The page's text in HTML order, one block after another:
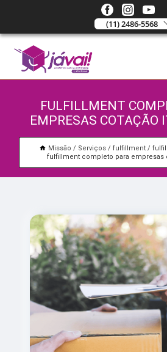
(11) 2486-5568
FULFILLMENT
EMPRESAS COTAÇÃO
Missão Serviços fulfillment
fulfillment completo para empresas